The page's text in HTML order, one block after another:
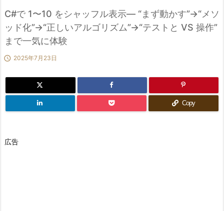

検索
C#で 1〜10 をシャッフル表示― “まず動かす”→“メソ
ッド化”→“正しいアルゴリズム”→“テストと VS 操作”
まで一気に体験
 2025年7月23日
Copy
広告